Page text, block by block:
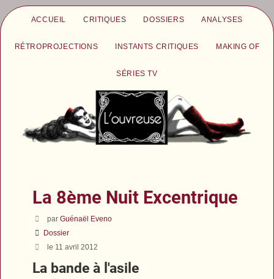
ACCUEIL CRITIQUES DOSSIERS ANALYSES
RÉTROPROJECTIONS INSTANTS CRITIQUES MAKING OF
SÉRIES TV
La 8ème Nuit Excentrique
parGuénaël Eveno
Dossier
le 11 avril 2012
La bande à l'asile